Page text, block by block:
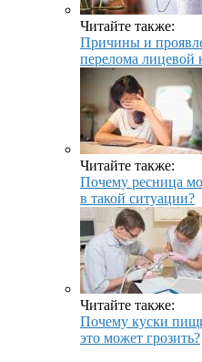
Читайте также:
Причины и
перелома лицевой
Читайте также:
Почему ресница
в такой ситуации?
Читайте также:
Почему куски
это может грозить?